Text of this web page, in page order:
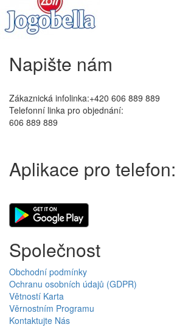
Napište nám
Zákaznická infolinka:+420 606 889 889
Telefonní linka pro objednání:
606 889 889
Aplikace pro telefon:
Společnost
Obchodní podmínky
Ochranu osobních údajů (GDPR)
Větností Karta
Věrnostním Programu
Kontaktujte Nás